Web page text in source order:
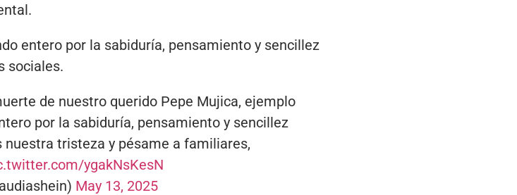
entero por la sabiduría, pensamiento y sencillez
sociales.
de nuestro querido Pepe Mujica, ejemplo
por la sabiduría, pensamiento y sencillez
tristeza y pésame a familiares,
ygakNsKesN
May 13, 2025